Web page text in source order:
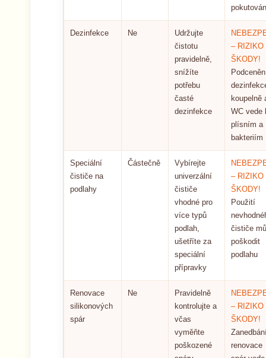
Dezinfekce Ne
Udržujte
čistotu
pravidelně,
snížíte
potřebu
časté
dezinfekce
– RIZIKO
ŠKODY!
koupelně
WC vede
plísním a
bakteriím
Speciální
čističe na
podlahy
Částečně
Vybírejte
univerzální
čističe
vhodné pro
více typů
podlah,
ušetříte za
speciální
přípravky
– RIZIKO
ŠKODY!
Použití
čističe
poškodit
podlahu
Renovace
silikonových
spár
Ne
Pravidelně
kontrolujte a
včas
vyměňte
poškozené
– RIZIKO
ŠKODY!
renovace